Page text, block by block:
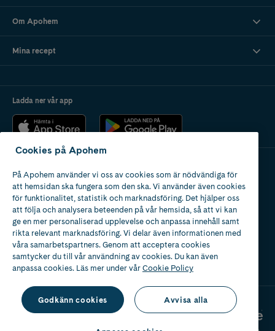
Om Apohem
Mina recept
Ladda ner vår app
Apotek med tillstånd
av Läkemedelsverket
2024
Cookies på Apohem
På Apohem använder vi oss av cookies som är nödvändiga för
att hemsidan ska fungera som den ska. Vi använder även cookies
för funktionalitet, statistik och marknadsföring. Det hjälper oss
att följa och analysera beteenden på vår hemsida, så att vi kan
ge en mer personaliserad upplevelse och anpassa innehåll samt
rikta relevant marknadsföring. Vi delar även informationen med
våra samarbetspartners. Genom att acceptera cookies
samtycker du till vår användning av cookies. Du kan även
anpassa cookies. Läs mer under vårCookie Policy
Godkänn cookies Avvisa alla